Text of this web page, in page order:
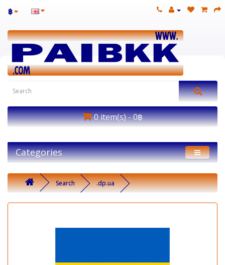
฿
0 item(s) - 0฿
Categories
Search .dp.ua